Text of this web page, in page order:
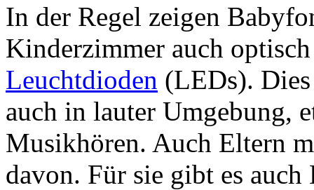
In der Regel zeigen
Kinderzimmer auch
Leuchtdioden (LEDs).
auch in lauter Umgebung,
Musikhören. Auch Eltern
davon. Für sie gibt es